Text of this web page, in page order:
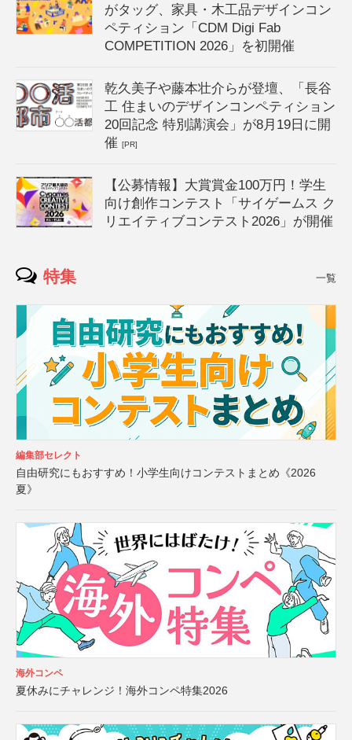
がタッグ、家具・木工品デザインコン
ペティション「CDM Digi Fab
COMPETITION 2026」を初開催
乾久美子や藤本壮介らが登壇、「長谷
工 住まいのデザインコンペティション
20回記念 特別講演会」が8月19日に開
催[PR]
【公募情報】大賞賞金100万円！学生
向け創作コンテスト「サイゲームス ク
リエイティブコンテスト2026」が開催
特集 一覧
編集部セレクト
自由研究にもおすすめ！小学生向けコンテストまとめ《2026
夏》
海外コンペ
夏休みにチャレンジ！海外コンペ特集2026